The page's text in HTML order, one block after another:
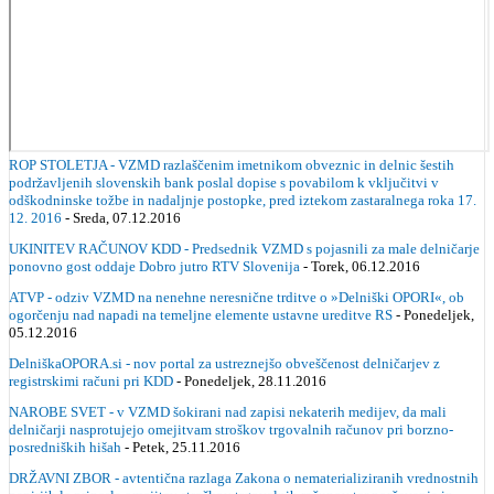
ROP STOLETJA - VZMD razlaščenim imetnikom obveznic in delnic šestih
podržavljenih slovenskih bank poslal dopise s povabilom k vključitvi v
odškodninske tožbe in nadaljnje postopke, pred iztekom zastaralnega roka 17.
12. 2016 - Sreda, 07.12.2016
UKINITEV RAČUNOV KDD - Predsednik VZMD s pojasnili za male delničarje
ponovno gost oddaje Dobro jutro RTV Slovenija - Torek, 06.12.2016
ATVP - odziv VZMD na nenehne neresnične trditve o »Delniški OPORI«, ob
ogorčenju nad napadi na temeljne elemente ustavne ureditve RS - Ponedeljek,
05.12.2016
DelniškaOPORA.si - nov portal za ustreznejšo obveščenost delničarjev z
registrskimi računi pri KDD - Ponedeljek, 28.11.2016
NAROBE SVET - v VZMD šokirani nad zapisi nekaterih medijev, da mali
delničarji nasprotujejo omejitvam stroškov trgovalnih računov pri borzno-
posredniških hišah - Petek, 25.11.2016
DRŽAVNI ZBOR - avtentična razlaga Zakona o nematerializiranih vrednostnih